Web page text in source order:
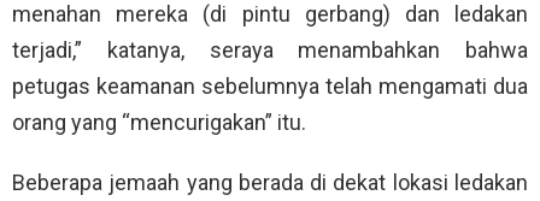
menahan mereka (di pintu gerbang) dan ledakan
terjadi,” katanya, seraya menambahkan bahwa
petugas keamanan sebelumnya telah mengamati dua
orang yang “mencurigakan” itu.
Beberapa jemaah yang berada di dekat lokasi ledakan